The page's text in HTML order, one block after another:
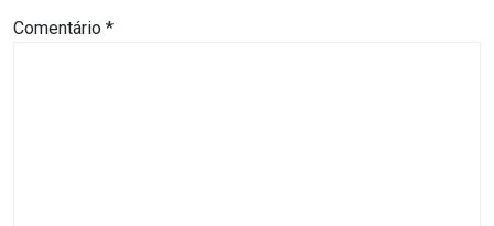
ASSEMBLEIA
Comentário *